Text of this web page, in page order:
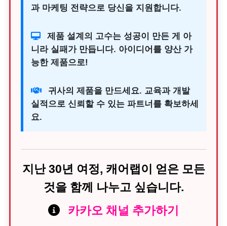
과 마케팅 전략으로 당신을 지원합니다.
제품 설계의 고수는 성공이 만든 게 아
니라 실패가 만듭니다. 아이디어를 양산 가
능한 제품으로!
귀사의 제품을 만드세요. 교육과 개발
실적으로 신뢰할 수 있는 파트너를 확보하세
요.
지난 30년 여정, 캐어랩이 얻은 모든
것을 함께 나누고 싶습니다.
카카오 채널 추가하기